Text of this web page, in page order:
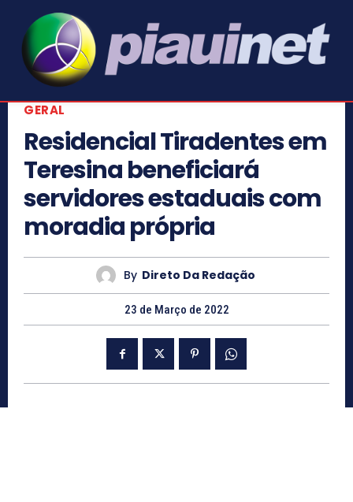
GERAL
Residencial Tiradentes em
Teresina beneficiará
servidores estaduais com
moradia própria
By Direto Da Redação
23 de Março de 2022